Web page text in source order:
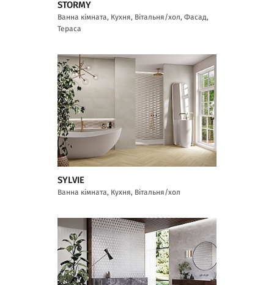
STORMY
Ванна кімната, Кухня, Вітальня/хол, Фасад,
Тераса
SYLVIE
Ванна кімната, Кухня, Вітальня/хол